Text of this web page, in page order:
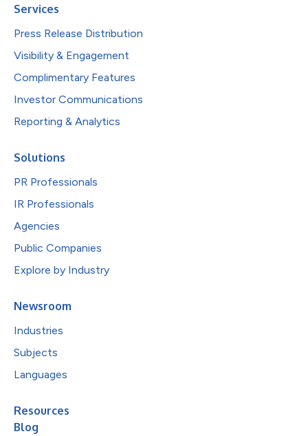
Services
Press Release Distribution
Visibility & Engagement
Complimentary Features
Investor Communications
Reporting & Analytics
Solutions
PR Professionals
IR Professionals
Agencies
Public Companies
Explore by Industry
Newsroom
Industries
Subjects
Languages
Resources
Blog